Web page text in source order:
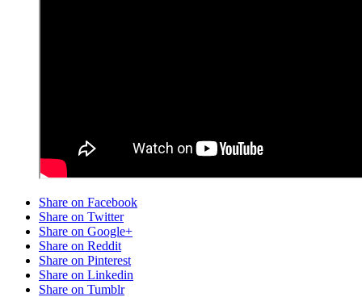
Share on Facebook
Share on Twitter
Share on Google+
Share on Reddit
Share on Pinterest
Share on Linkedin
Share on Tumblr